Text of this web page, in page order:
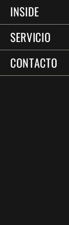
INSIDE
SERVICIO
CONTACTO